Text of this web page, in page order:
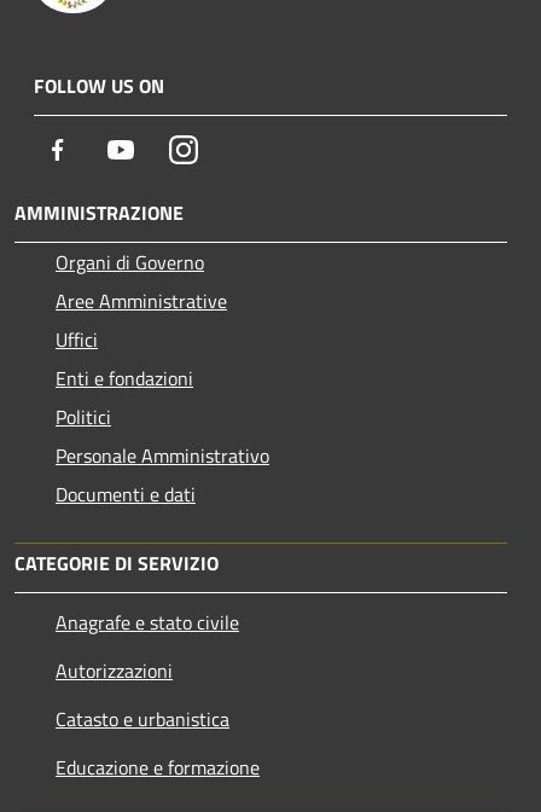
FOLLOW US ON
Facebook YoutubeInstagram
AMMINISTRAZIONE
Organi di Governo
Aree Amministrative
Uffici
Enti e fondazioni
Politici
Personale Amministrativo
Documenti e dati
CATEGORIE DI SERVIZIO
Anagrafe e stato civile
Autorizzazioni
Catasto e urbanistica
Educazione e formazione